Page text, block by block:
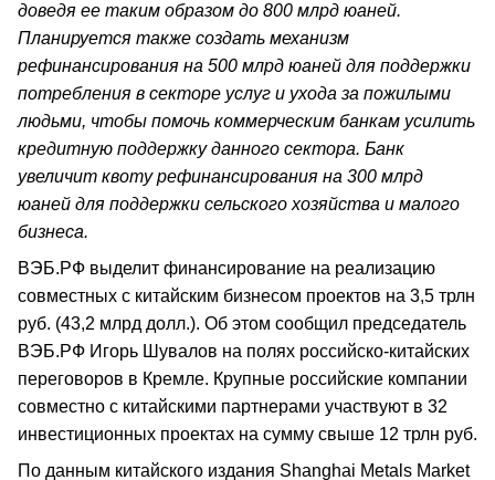
доведя ее таким образом до 800 млрд юаней.
Планируется также создать механизм
рефинансирования на 500 млрд юаней для поддержки
потребления в секторе услуг и ухода за пожилыми
людьми, чтобы помочь коммерческим банкам усилить
кредитную поддержку данного сектора. Банк
увеличит квоту рефинансирования на 300 млрд
юаней для поддержки сельского хозяйства и малого
бизнеса.
ВЭБ.РФ выделит финансирование на реализацию
совместных с китайским бизнесом проектов на 3,5 трлн
руб. (43,2 млрд долл.). Об этом сообщил председатель
ВЭБ.РФ Игорь Шувалов на полях российско-китайских
переговоров в Кремле. Крупные российские компании
совместно с китайскими партнерами участвуют в 32
инвестиционных проектах на сумму свыше 12 трлн руб.
По данным китайского издания Shanghai Metals Market